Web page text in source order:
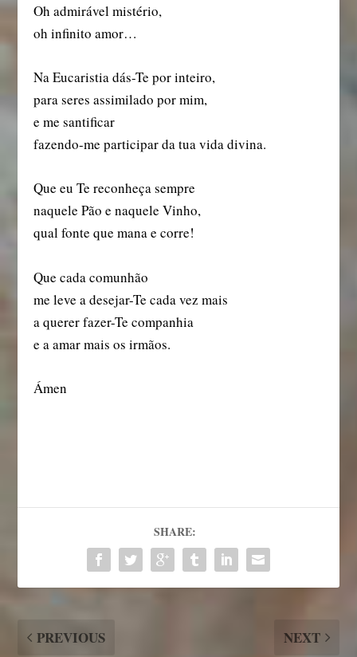
Oh admirável mistério,
oh infinito amor…
Na Eucaristia dás-Te por inteiro,
para seres assimilado por mim,
e me santificar
fazendo-me participar da tua vida divina.
Que eu Te reconheça sempre
naquele Pão e naquele Vinho,
qual fonte que mana e corre!
Que cada comunhão
me leve a desejar-Te cada vez mais
a querer fazer-Te companhia
e a amar mais os irmãos.
Ámen
SHARE:
PREVIOUS NEXT